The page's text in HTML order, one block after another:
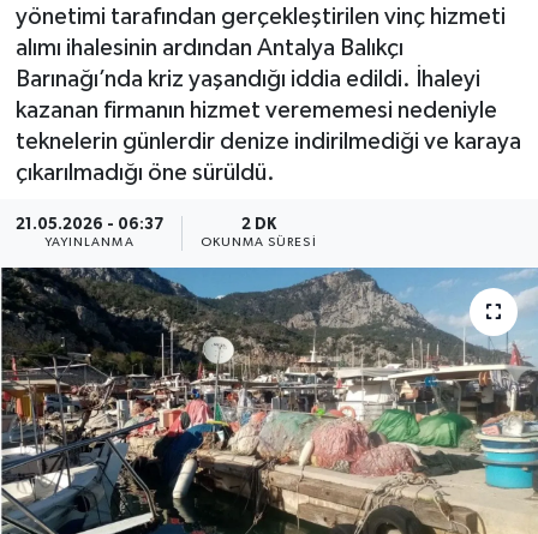
yönetimi tarafından gerçekleştirilen vinç hizmeti
alımı ihalesinin ardından Antalya Balıkçı
Barınağı’nda kriz yaşandığı iddia edildi. İhaleyi
kazanan firmanın hizmet verememesi nedeniyle
teknelerin günlerdir denize indirilmediği ve karaya
çıkarılmadığı öne sürüldü.
21.05.2026 - 06:37
YAYINLANMA
2 DK
OKUNMA SÜRESI
Genel
Görüntülü Haber
Güncel
Kültür & Sanat
Magazin
Resmi İlan
Sağlık & Yaşam
Siyaset
Son Dakika Haberleri
Haber Arşivi